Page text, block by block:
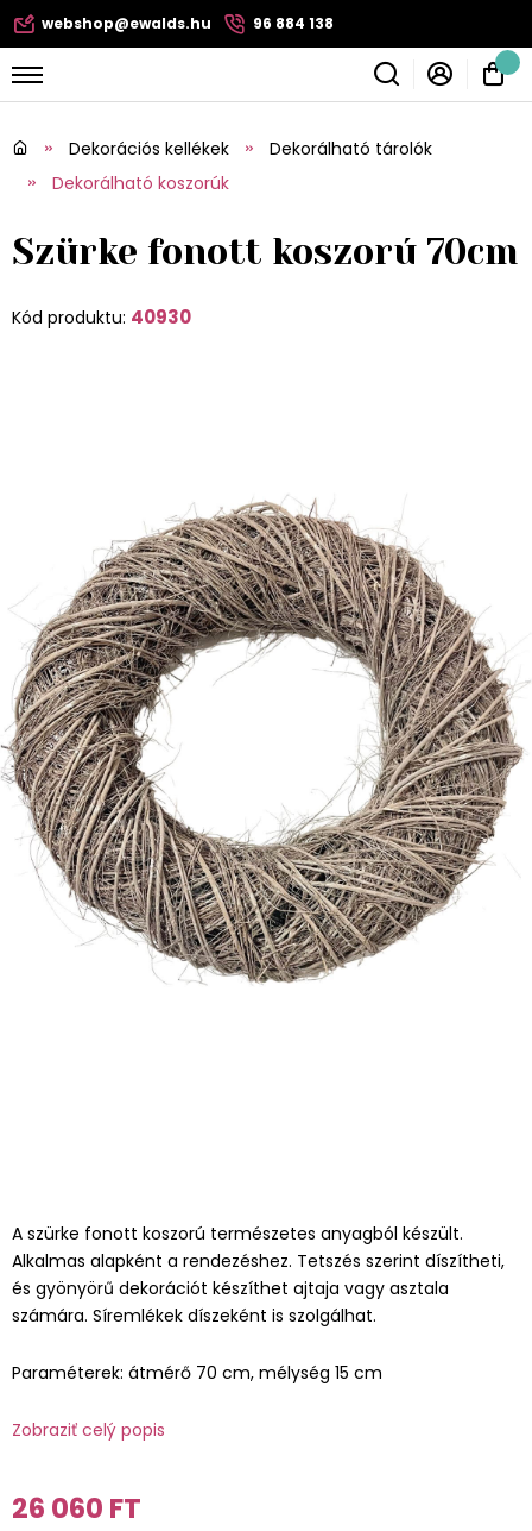
webshop@ewalds.hu 96 884 138
Dekorációs kellékek
Dekorálható tárolók
Dekorálható koszorúk
Szürke fonott koszorú 70cm
Kód produktu: 40930
A szürke fonott koszorú természetes anyagból készült.
Alkalmas alapként a rendezéshez. Tetszés szerint díszítheti,
és gyönyörű dekorációt készíthet ajtaja vagy asztala
számára. Síremlékek díszeként is szolgálhat.
Paraméterek: átmérő 70 cm, mélység 15 cm
Zobraziť celý popis
26 060 FT